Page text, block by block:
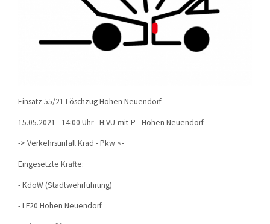
Einsatz 55/21 Löschzug Hohen Neuendorf
15.05.2021 - 14:00 Uhr - H:VU-mit-P - Hohen Neuendorf
-> Verkehrsunfall Krad - Pkw <-
Eingesetzte Kräfte:
- KdoW (Stadtwehrführung)
- LF20 Hohen Neuendorf